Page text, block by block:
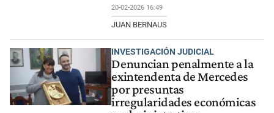
20-02-2026 16:49
JUAN BERNAUS
INVESTIGACIÓN JUDICIAL
Denuncian penalmente a la
exintendenta de Mercedes
por presuntas
irregularidades económicas